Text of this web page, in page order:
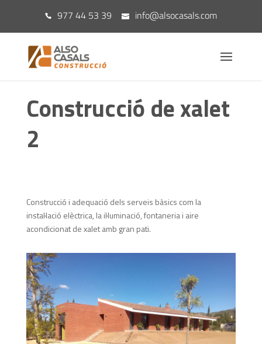
977 44 53 39 info@alsocasals.com
Construcció de xalet
2
Construcció i adequació dels serveis bàsics com la
instal·lació elèctrica, la il·luminació, fontaneria i aire
acondicionat de xalet amb gran pati.